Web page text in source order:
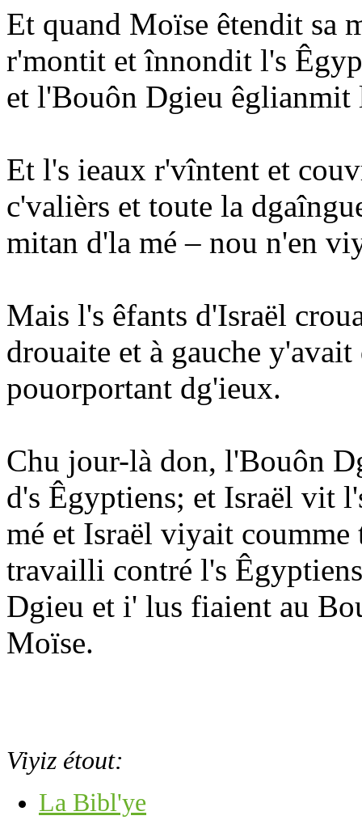
Et quand Moïse êtendit sa
r'montit et înnondit l's
et l'Bouôn Dgieu êglianmit
Et l's ieaux r'vîntent et
c'valièrs et toute la
mitan d'la mé – nou n'en
Mais l's êfants d'Israël
drouaite et à gauche
pouorportant dg'ieux.
Chu jour-là don, l'Bouôn
d's Êgyptiens; et Israël vit
mé et Israël viyait
travailli contré l's
Dgieu et i' lus fiaient au
Moïse.
Viyiz étout:
La Bibl'ye